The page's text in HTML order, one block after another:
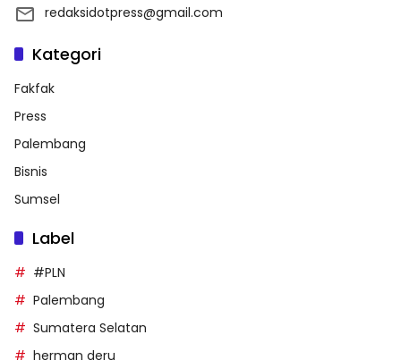
redaksidotpress@gmail.com
Kategori
Fakfak
Press
Palembang
Bisnis
Sumsel
Label
#PLN
Palembang
Sumatera Selatan
herman deru